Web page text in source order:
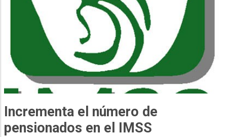
Incrementa el número de
pensionados en el IMSS